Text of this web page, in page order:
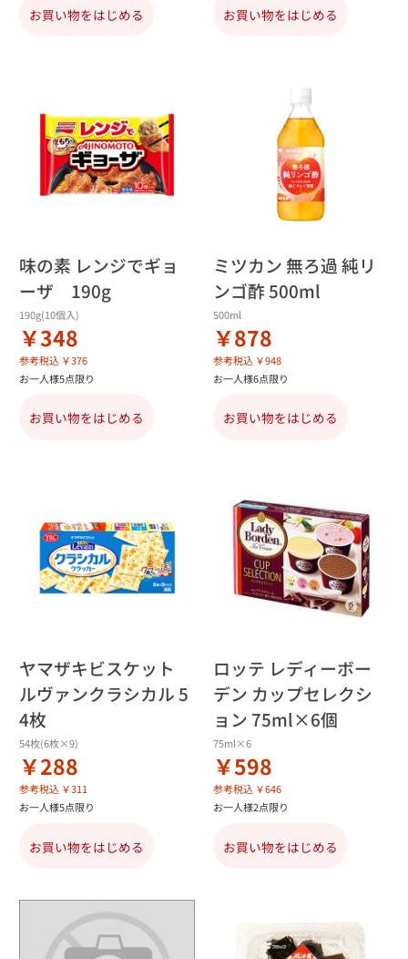
お買い物をはじめる お買い物をはじめる
味の素 レンジでギョ
ーザ 190g
190g(10個入)
￥348
参考税込 ￥376
お一人様5点限り
お買い物をはじめる
ミツカン 無ろ過 純リ
ンゴ酢 500ml
500ml
￥878
参考税込 ￥948
お一人様6点限り
お買い物をはじめる
ヤマザキビスケット
ルヴァンクラシカル 5
4枚
54枚(6枚×9)
￥288
参考税込 ￥311
お一人様5点限り
お買い物をはじめる
ロッテ レディーボー
デン カップセレクシ
ョン 75ml×6個
75ml×6
￥598
参考税込 ￥646
お一人様2点限り
お買い物をはじめる